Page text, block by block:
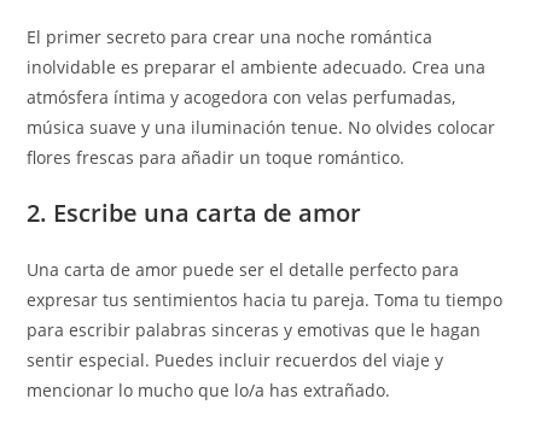
El primer secreto para crear una noche romántica
inolvidable es preparar el ambiente adecuado. Crea una
atmósfera íntima y acogedora con velas perfumadas,
música suave y una iluminación tenue. No olvides colocar
flores frescas para añadir un toque romántico.
2. Escribe una carta de amor
Una carta de amor puede ser el detalle perfecto para
expresar tus sentimientos hacia tu pareja. Toma tu tiempo
para escribir palabras sinceras y emotivas que le hagan
sentir especial. Puedes incluir recuerdos del viaje y
mencionar lo mucho que lo/a has extrañado.